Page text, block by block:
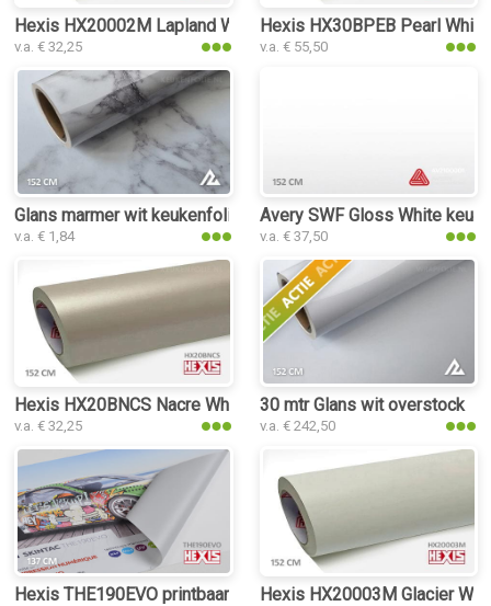
Hexis HX20002M Lapland White Matt keukenfolie
v.a. € 32,25
Hexis HX30BPEB Pearl
v.a. € 55,50
Glans marmer wit keukenfolie
v.a. € 1,84
Avery SWF Gloss White
v.a. € 37,50
Hexis HX20BNCS Nacre White Satin keukenfolie
v.a. € 32,25
30 mtr Glans wit overstock
v.a. € 242,50
Hexis THE190EVO printbaar folieHexis HX20003M Glacier